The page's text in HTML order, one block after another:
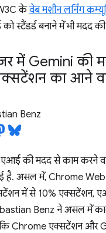
केवेब मशीन लर्निंग
स्टैंडर्ड बनाने में भी मदद
में Gemini की
का आने
Benz
एआई की मदद से काम करने
है. असल में, Chrome
में से 10% एक्सटेंशन,
Benz ने असल में
कि Chrome एक्सटेंशन और